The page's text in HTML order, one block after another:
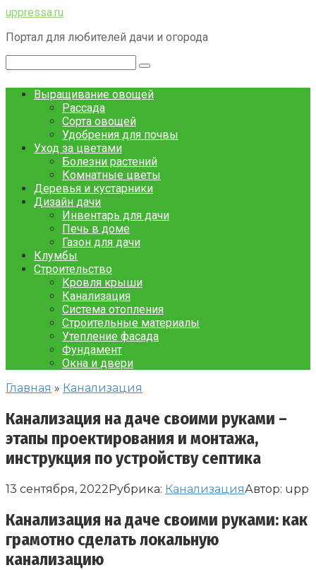
Перейти
контенту
uppressa.ru
Портал для любителей дачи и огорода
Выращивание овощей
Рассада
Сорта овощей
Удобрения для почвы
Уход за цветами
Болезни растений
Комнатные цветы
Деревья и кустарники
Дизайн дачи
Инвентарь для дачи
Печь в доме
Газон для дачи
Клумбы
Строительство
Кровля крыши
Канализация
Система отопления
Строительные материалы
Утепление фасада
Фундамент
Окна и двери
Главная » Канализация
Канализация на даче своими руками –
этапы проектирования и монтажа,
инструкция по устройству септика
13 сентября, 2022Рубрика: КанализацияАвтор: upp
Канализация на даче своими руками: как
грамотно сделать локальную
канализацию